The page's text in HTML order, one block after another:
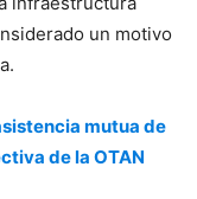
un motivo
mutua de
de la OTAN